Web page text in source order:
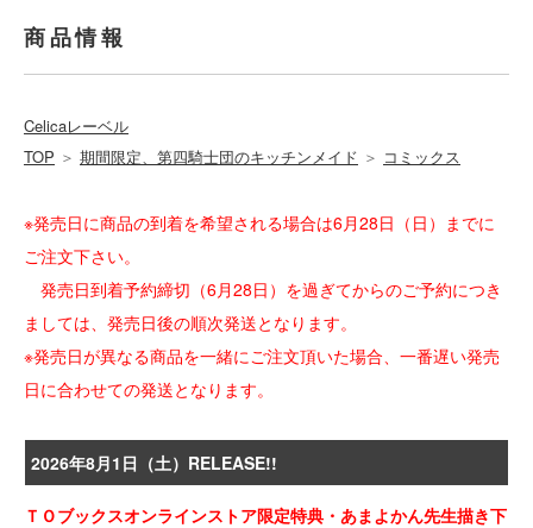
商品情報
Celicaレーベル
TOP ＞ 期間限定、第四騎士団のキッチンメイド ＞ コミックス
※発売日に商品の到着を希望される場合は6月28日（日）までに
ご注文下さい。
発売日到着予約締切（6月28日）を過ぎてからのご予約につき
ましては、発売日後の順次発送となります。
※発売日が異なる商品を一緒にご注文頂いた場合、一番遅い発売
日に合わせての発送となります。
2026年8月1日（土）RELEASE!!
ＴＯブックスオンラインストア限定特典・あまよかん先生描き下